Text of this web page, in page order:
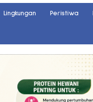
Lingkungan Peristiwa